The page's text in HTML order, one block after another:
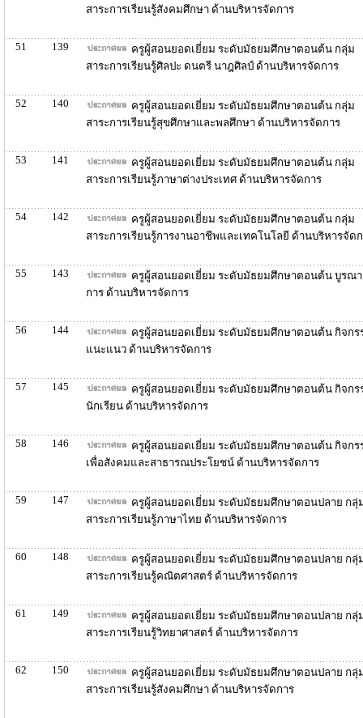
สาระการเรียนรู้สังคมศึกษา ด้านบริหารจัดการ
51 139
ครูผู้สอนยอดเยี่ยม ระดับมัธยมศึกษาตอนต้น กลุ่ม
สาระการเรียนรู้ศิลปะ ดนตรี นาฎศิลป์ ด้านบริหารจัดการ
52 140
ครูผู้สอนยอดเยี่ยม ระดับมัธยมศึกษาตอนต้น กลุ่ม
สาระการเรียนรู้สุขศึกษาและพลศึกษา ด้านบริหารจัดการ
53 141
ครูผู้สอนยอดเยี่ยม ระดับมัธยมศึกษาตอนต้น กลุ่ม
สาระการเรียนรู้ภาษาต่างประเทศ ด้านบริหารจัดการ
54 142
ครูผู้สอนยอดเยี่ยม ระดับมัธยมศึกษาตอนต้น กลุ่ม
สาระการเรียนรู้การงานอาชีพและเทคโนโลยี ด้านบริหารจัด
55 143
ครูผู้สอนยอดเยี่ยม ระดับมัธยมศึกษาตอนต้น บูรณา
การ ด้านบริหารจัดการ
56 144
ครูผู้สอนยอดเยี่ยม ระดับมัธยมศึกษาตอนต้น กิจกร
แนะแนว ด้านบริหารจัดการ
57 145
ครูผู้สอนยอดเยี่ยม ระดับมัธยมศึกษาตอนต้น กิจกร
นักเรียน ด้านบริหารจัดการ
58 146
ครูผู้สอนยอดเยี่ยม ระดับมัธยมศึกษาตอนต้น กิจกร
เพื่อสังคมและสาธารณประโยชน์ ด้านบริหารจัดการ
59 147
ครูผู้สอนยอดเยี่ยม ระดับมัธยมศึกษาตอนปลาย กลุ่
สาระการเรียนรู้ภาษาไทย ด้านบริหารจัดการ
60 148
ครูผู้สอนยอดเยี่ยม ระดับมัธยมศึกษาตอนปลาย กลุ่
สาระการเรียนรู้คณิตศาสตร์ ด้านบริหารจัดการ
61 149
ครูผู้สอนยอดเยี่ยม ระดับมัธยมศึกษาตอนปลาย กลุ่
สาระการเรียนรู้วิทยาศาสตร์ ด้านบริหารจัดการ
62 150
ครูผู้สอนยอดเยี่ยม ระดับมัธยมศึกษาตอนปลาย กลุ่
สาระการเรียนรู้สังคมศึกษา ด้านบริหารจัดการ